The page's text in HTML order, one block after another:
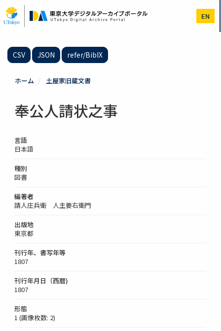
イ
ン
EN
CSV JSON refer/BibIX
ホーム 土屋家旧蔵文書
奉公人請状之事
言語
日本語
種別
図書
編著者
請人庄兵衛 人主要右衛門
出版地
東京都
刊行年、書写年等
1807
刊行年月日（西暦)
1807
形態
1 (画像枚数: 2)